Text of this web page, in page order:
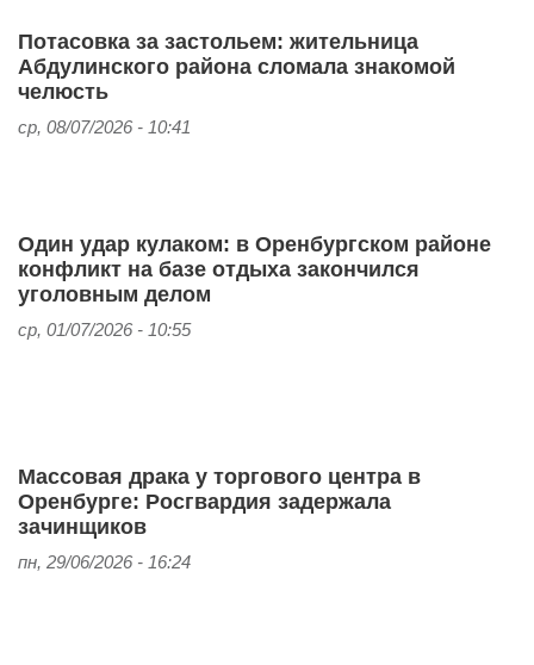
Потасовка за застольем: жительница
Абдулинского района сломала знакомой
челюсть
ср, 08/07/2026 - 10:41
Один удар кулаком: в Оренбургском районе
конфликт на базе отдыха закончился
уголовным делом
ср, 01/07/2026 - 10:55
Массовая драка у торгового центра в
Оренбурге: Росгвардия задержала
зачинщиков
пн, 29/06/2026 - 16:24